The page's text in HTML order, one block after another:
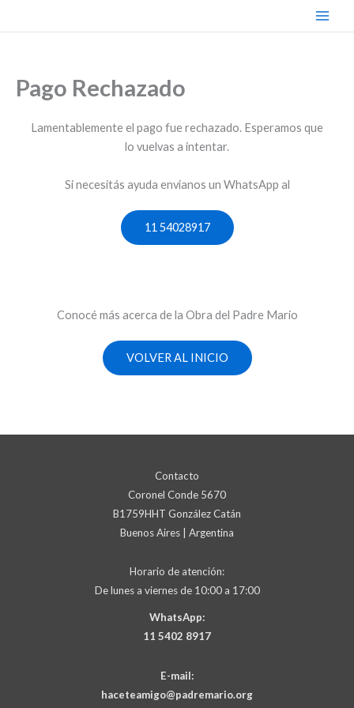
Pago Rechazado
Lamentablemente el pago fue rechazado. Esperamos que
lo vuelvas a intentar.
Si necesitás ayuda envianos un WhatsApp al
11 54028917
Conocé más acerca de la Obra del Padre Mario
VOLVER AL INICIO
Contacto
Coronel Conde 5670
B1759HHT González Catán
Buenos Aires | Argentina
Horario de atención:
De lunes a viernes de 10:00 a 17:00
WhatsApp:
11 5402 8917
E-mail:
haceteamigo@padremario.org